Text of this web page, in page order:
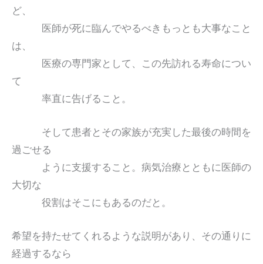
ど、
医師が死に臨んでやるべきもっとも大事なこと
は、
医療の専門家として、この先訪れる寿命につい
て
率直に告げること。
そして患者とその家族が充実した最後の時間を
過ごせる
ように支援すること。病気治療とともに医師の
大切な
役割はそこにもあるのだと。
希望を持たせてくれるような説明があり、その通りに
経過するなら